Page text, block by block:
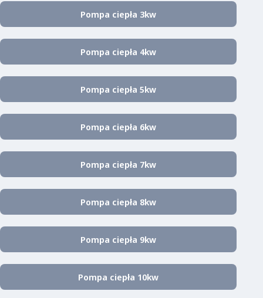
Pompa ciepła 3kw
Pompa ciepła 4kw
Pompa ciepła 5kw
Pompa ciepła 6kw
Pompa ciepła 7kw
Pompa ciepła 8kw
Pompa ciepła 9kw
Pompa ciepła 10kw